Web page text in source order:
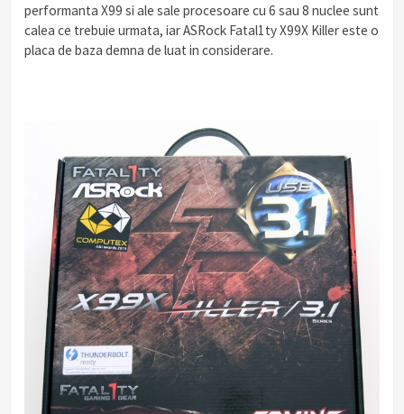
performanta X99 si ale sale procesoare cu 6 sau 8 nuclee sunt
calea ce trebuie urmata, iar ASRock Fatal1ty X99X Killer este o
placa de baza demna de luat in considerare.